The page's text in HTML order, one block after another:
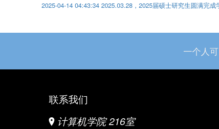
2025-04-14 04:43:34 2025.03.28，2025届硕士研究生圆满完
一个人
联系我们
计算机学院 216室